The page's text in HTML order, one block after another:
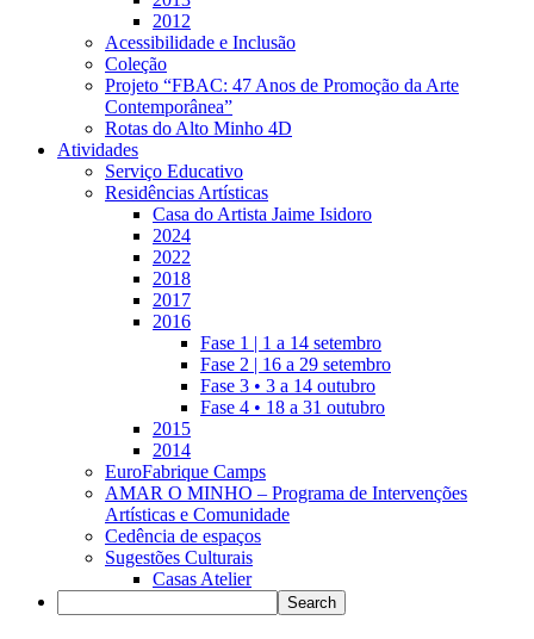
2012
Acessibilidade e Inclusão
Coleção
Projeto “FBAC: 47 Anos de Promoção da Arte
Contemporânea”
Rotas do Alto Minho 4D
Atividades
Serviço Educativo
Residências Artísticas
Casa do Artista Jaime Isidoro
2024
2022
2018
2017
2016
Fase 1 | 1 a 14 setembro
Fase 2 | 16 a 29 setembro
Fase 3 • 3 a 14 outubro
Fase 4 • 18 a 31 outubro
2015
2014
EuroFabrique Camps
AMAR O MINHO – Programa de Intervenções
Artísticas e Comunidade
Cedência de espaços
Sugestões Culturais
Casas Atelier